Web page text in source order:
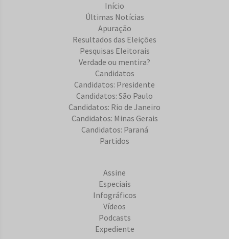
Início
Últimas Notícias
Apuração
Resultados das Eleições
Pesquisas Eleitorais
Verdade ou mentira?
Candidatos
Candidatos: Presidente
Candidatos: São Paulo
Candidatos: Rio de Janeiro
Candidatos: Minas Gerais
Candidatos: Paraná
Partidos
Assine
Especiais
Infográficos
Vídeos
Podcasts
Expediente